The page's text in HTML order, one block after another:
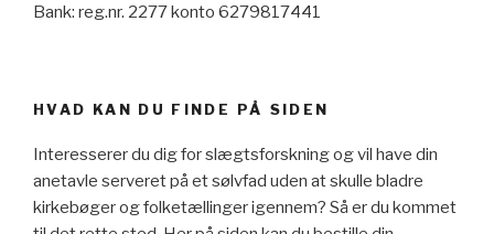
Bank: reg.nr. 2277 konto 6279817441
HVAD KAN DU FINDE PÅ SIDEN
Interesserer du dig for slægtsforskning og vil have din
anetavle serveret på et sølvfad uden at skulle bladre
kirkebøger og folketællinger igennem? Så er du kommet